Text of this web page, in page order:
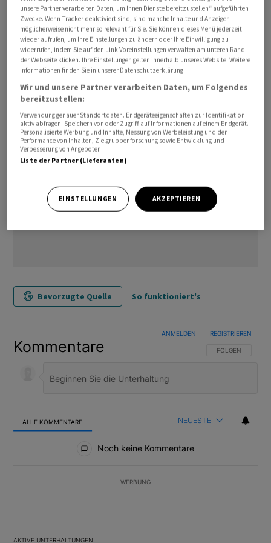
einen bereinigten operativen Gewinn vor Zinsen,
Steuern und Abschreibungen von 13 Milliarden Euro.
Der bereinigte Konzernüberschuss soll bei 3,8
Milliarden Euro landen./lew/stk
(AWP)
Bevorzugte Quelle So funktioniert's
Kommentare FOLGE DIESER
FOLGEN
ANMELDEN REGISTRIEREN
ALLE KOMMENTARE NEUESTE
Noch keine Kommentare
WERBUNG
AKTIVE UNTERHALTUNGEN
unsere Partner verarbeiten Daten, um Ihnen Dienste bereitzustellen“ aufgeführten
Zwecke. Wenn Tracker deaktiviert sind, sind manche Inhalte und Anzeigen
möglicherweise nicht mehr so relevant für Sie. Sie können dieses Menü jederzeit
wieder aufrufen, um Ihre Einstellungen zu ändern oder Ihre Einwilligung zu
widerrufen, indem Sie auf den Link Voreinstellungen verwalten am unteren Rand
der Webseite klicken. Ihre Einstellungen gelten innerhalb unseres Website. Weitere
Informationen finden Sie in unserer Datenschutzerklärung.
Wir und unsere Partner verarbeiten Daten, um Folgendes
bereitzustellen:
Verwendung genauer Standortdaten. Endgeräteeigenschaften zur Identifikation
aktiv abfragen. Speichern von oder Zugriff auf Informationen auf einem Endgerät.
Personalisierte Werbung und Inhalte, Messung von Werbeleistung und der
Performance von Inhalten, Zielgruppenforschung sowie Entwicklung und
Verbesserung von Angeboten.
Liste der Partner (Lieferanten)
EINSTELLUNGEN AKZEPTIEREN